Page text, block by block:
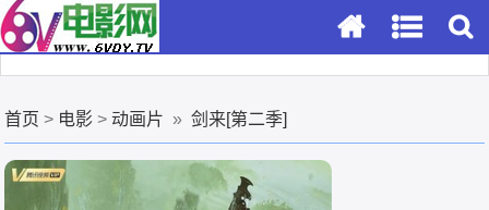
首页 > 电影 >动画片 »剑来[第二季]